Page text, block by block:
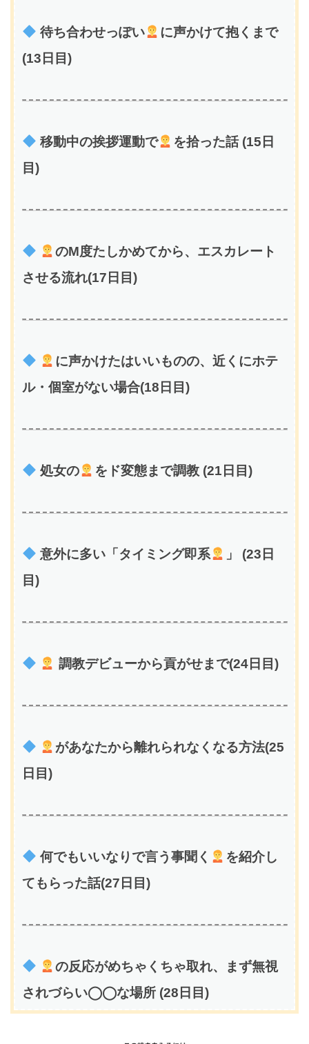
待ち合わせっぽい
に声かけて抱くまで
(13日目)
移動中の挨拶運動で
を拾った話 (15日
目)
のM度たしかめてから、エスカレート
させる流れ(17日目)
に声かけたはいいものの、近くにホテ
ル・個室がない場合(18日目)
処女の をド変態まで調教 (21日目)
意外に多い「タイミング即系
」 (23日
目)
調教デビューから貢がせまで(24日目)
があなたから離れられなくなる方法(25
日目)
何でもいいなりで言う事聞く
を紹介し
てもらった話(27日目)
の反応がめちゃくちゃ取れ、まず無視
されづらい◯◯な場所 (28日目)